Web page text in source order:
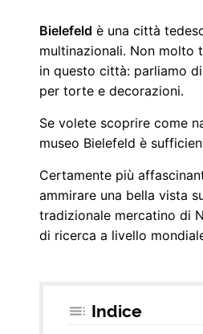
Bielefeld è una città
multinazionali. Non molto
in questo città: parliamo di
per torte e decorazioni.
Se volete scoprire come
museo Bielefeld è
Certamente più
ammirare una bella vista
tradizionale mercatino di
di ricerca a livello
Indice